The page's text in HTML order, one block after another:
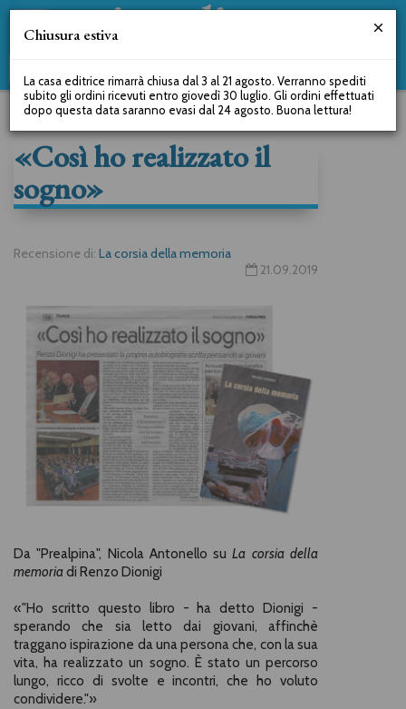
«Così ho realizzato il
sogno»
Recensione di: La corsia della memoria
21.09.2019
Da "Prealpina", Nicola Antonello suLa corsia della
memoriadi Renzo Dionigi
«"Ho scritto questo libro - ha detto Dionigi -
sperando che sia letto dai giovani, affinchè
traggano ispirazione da una persona che, con la sua
vita, ha realizzato un sogno. È stato un percorso
lungo, ricco di svolte e incontri, che ho voluto
condividere."»
Chiusura estiva
La casa editrice rimarrà chiusa dal 3 al 21 agosto. Verranno spediti
subito gli ordini ricevuti entro giovedì 30 luglio. Gli ordini effettuati
dopo questa data saranno evasi dal 24 agosto. Buona lettura!